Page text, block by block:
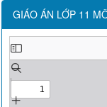
GIÁO ÁN LỚP 11